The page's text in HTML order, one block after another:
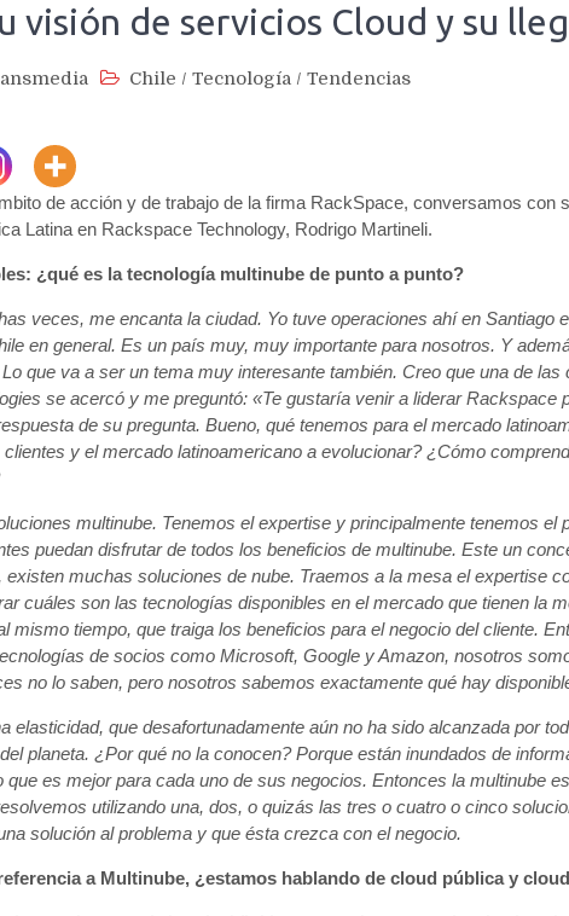
visión de servicios Cloud y su
Chile / Tecnología / Tendencias
de acción y de trabajo de la firma RackSpace, conversamos con
Latina en Rackspace Technology, Rodrigo Martineli.
¿qué es la tecnología multinube de punto a punto?
veces, me encanta la ciudad. Yo tuve operaciones ahí en Santiago
en general. Es un país muy, muy importante para nosotros. Y
que va a ser un tema muy interesante también. Creo que una de
se acercó y me preguntó: «Te gustaría venir a liderar Rackspace
de su pregunta. Bueno, qué tenemos para el mercado
y el mercado latinoamericano a evolucionar? ¿Cómo
multinube. Tenemos el expertise y principalmente tenemos el
puedan disfrutar de todos los beneficios de multinube. Este un
muchas soluciones de nube. Traemos a la mesa el expertise
cuáles son las tecnologías disponibles en el mercado que tienen la
mismo tiempo, que traiga los beneficios para el negocio del cliente.
de socios como Microsoft, Google y Amazon, nosotros
no lo saben, pero nosotros sabemos exactamente qué hay
elasticidad, que desafortunadamente aún no ha sido alcanzada por
planeta. ¿Por qué no la conocen? Porque están inundados de
que es mejor para cada uno de sus negocios. Entonces la multinube
utilizando una, dos, o quizás las tres o cuatro o cinco
solución al problema y que ésta crezca con el negocio.
a Multinube, ¿estamos hablando de cloud pública y